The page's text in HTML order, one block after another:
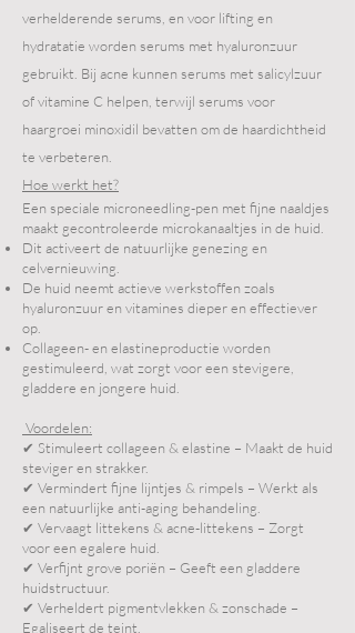
verhelderende serums, en voor lifting en
hydratatie worden serums met hyaluronzuur
gebruikt. Bij acne kunnen serums met salicylzuur
of vitamine C helpen, terwijl serums voor
haargroei minoxidil bevatten om de haardichtheid
te verbeteren.
Hoe werkt het?
Een speciale microneedling-pen met fijne naaldjes
maakt gecontroleerde microkanaaltjes in de huid.
Dit activeert de natuurlijke genezing en
celvernieuwing.
De huid neemt actieve werkstoffen zoals
hyaluronzuur en vitamines dieper en effectiever
op.
Collageen- en elastineproductie worden
gestimuleerd, wat zorgt voor een stevigere,
gladdere en jongere huid.
Voordelen:
✔ Stimuleert collageen & elastine – Maakt de huid
steviger en strakker.
✔ Vermindert fijne lijntjes & rimpels – Werkt als
een natuurlijke anti-aging behandeling.
✔ Vervaagt littekens & acne-littekens – Zorgt
voor een egalere huid.
✔ Verfijnt grove poriën – Geeft een gladdere
huidstructuur.
✔ Verheldert pigmentvlekken & zonschade –
Egaliseert de teint.